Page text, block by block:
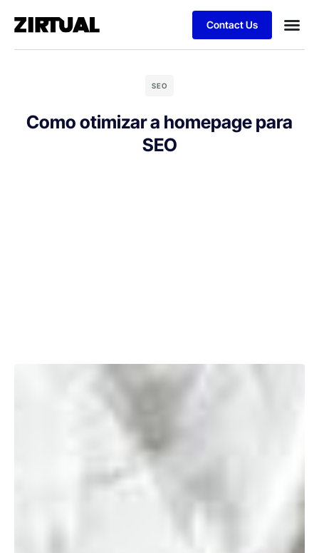
Contact Us
SEO
Como otimizar a homepage para
SEO